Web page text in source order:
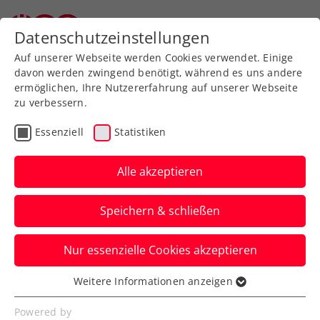
Zurück zur Newsübersicht
Turniere
Erste Bank Open 2024 im
Zeichen des 50-Jahre-
Jubiläums
„Champions of Vienna” spannt einen
Bogen von der Vergangenheit in die
Zukunft des ATP-Turniers in Wien.
Verfasst von: Presseaussendung / Redaktion, 10.06.2024
Datenschutzeinstellungen
Auf unserer Webseite werden Cookies verwendet. Einige
davon werden zwingend benötigt, während es uns andere
ermöglichen, Ihre Nutzererfahrung auf unserer Webseite
zu verbessern.
Essenziell Statistiken
Alle akzeptieren
Speichern & schließen
Nur essenzielle Cookies akzeptieren
Essenziell
Essenzielle Cookies werden für grundlegende
Weitere Informationen anzeigen
Powered by